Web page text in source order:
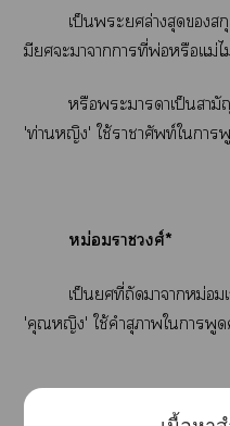
เป็นะล่างสุด
มีะาาาที่พ่อหรือแม่ไ
หรือะาาเป็นสา
'ท่านหญิง' ใช้าาศัพท์ใา
หม่อมาวงศ์*
เป็นที่ถัดาาหม่อ
'คุณหญิง' ใช้คำสุภาพใาพู